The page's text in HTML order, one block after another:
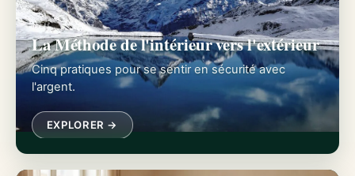
La Méthode de l'intérieur vers l'extérieur
Cinq pratiques pour se sentir en sécurité avec
l'argent.
EXPLORER →